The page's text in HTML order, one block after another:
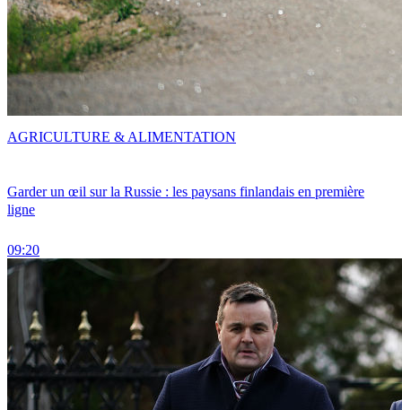
Garder un œil sur la Russie : les paysans finlandais en première
ligne
09:20
AGRICULTURE & ALIMENTATION